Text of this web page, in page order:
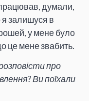
думали,
залишуся в
у мене було
це мене звабить.
про
Ви поїхали